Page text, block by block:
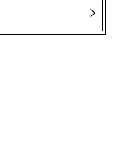
ー・プロダクティ
怠惰な中毒者だと